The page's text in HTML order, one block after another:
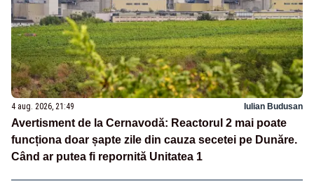
4 aug. 2026, 21:49 Iulian Budusan
Avertisment de la Cernavodă: Reactorul 2 mai poate
funcționa doar șapte zile din cauza secetei pe Dunăre.
Când ar putea fi repornită Unitatea 1